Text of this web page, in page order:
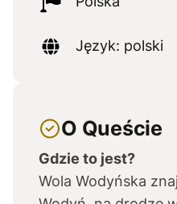
Język: polski
O Queście
Gdzie to jest?
Wola Wodyńska